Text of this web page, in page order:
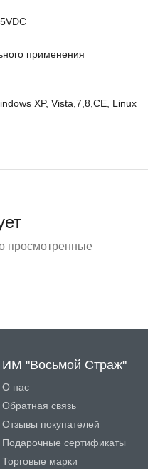
применения
XP, Vista,7,8,CE, Linux
просмотренные
ИМ "Восьмой Страж"
О нас
Обратная связь
Отзывы покупателей
Подарочные сертификаты
Торговые марки